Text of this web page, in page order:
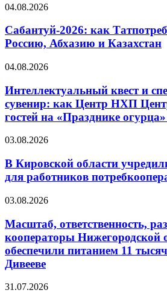
04.08.2026
Сабантуй-2026: как
Россию, Абхазию и Казахстан
04.08.2026
Интеллектуальный квест и
сувенир: как Центр НХП
гостей на «Празднике
03.08.2026
В Кировской области
для работников
03.08.2026
Масштаб, ответственность,
кооператоры Нижегородской
обеспечили питанием 11
Дивееве
31.07.2026